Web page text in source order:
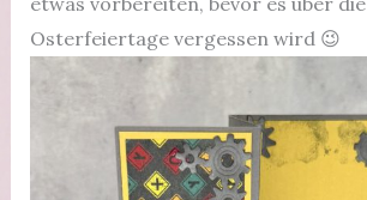
Osterfeiertage vergessen wird 😉